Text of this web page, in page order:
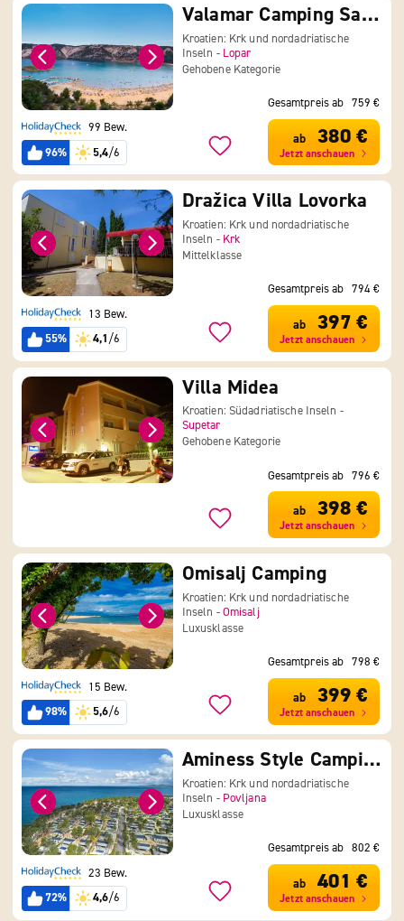
Valamar Camping San Marino
Kroatien: Krk und nordadriatische
Inseln - Lopar
Gehobene Kategorie
99 Bew.
96%
5,4/6
Gesamtpreis ab 759 €
ab 380 €
Jetzt anschauen
Dražica Villa Lovorka
Kroatien: Krk und nordadriatische
Inseln - Krk
Mittelklasse
13 Bew.
55%
4,1/6
Gesamtpreis ab 794 €
ab 397 €
Jetzt anschauen
Villa Midea
Kroatien: Südadriatische Inseln -
Supetar
Gehobene Kategorie
Gesamtpreis ab 796 €
ab 398 €
Jetzt anschauen
Omisalj Camping
Kroatien: Krk und nordadriatische
Inseln -Omisalj
Luxusklasse
15 Bew.
98%
5,6/6
Gesamtpreis ab 798 €
ab 399 €
Jetzt anschauen
Aminess Style Camping Avalona Resort
Kroatien: Krk und nordadriatische
Inseln - Povljana
Luxusklasse
23 Bew.
72%
4,6/6
Gesamtpreis ab 802 €
ab 401 €
Jetzt anschauen